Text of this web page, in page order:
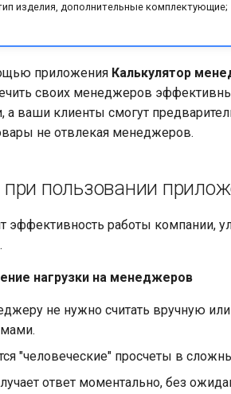
изделия, дополнительные комплектующие;
приложения Калькулятор
своих менеджеров
а ваши клиенты смогут
не отвлекая менеджеров.
пользовании
эффективность работы компании,
нагрузки на менеджеров
не нужно считать вручную или
"человеческие" просчеты в
ответ моментально, без